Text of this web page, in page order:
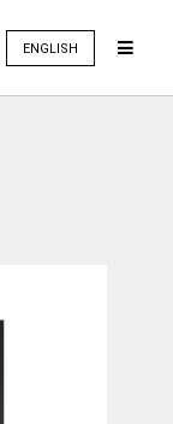
ENGLISH